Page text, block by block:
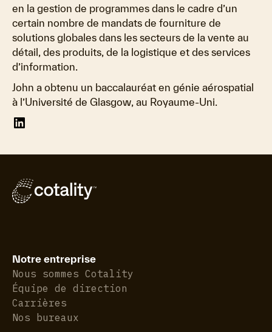
en la gestion de programmes dans le cadre d’un
certain nombre de mandats de fourniture de
solutions globales dans les secteurs de la vente au
détail, des produits, de la logistique et des services
d’information.
John a obtenu un baccalauréat en génie aérospatial
à l’Université de Glasgow, au Royaume-Uni.
Notre entreprise
Nous sommes Cotality
Équipe de direction
Carrières
Nos bureaux